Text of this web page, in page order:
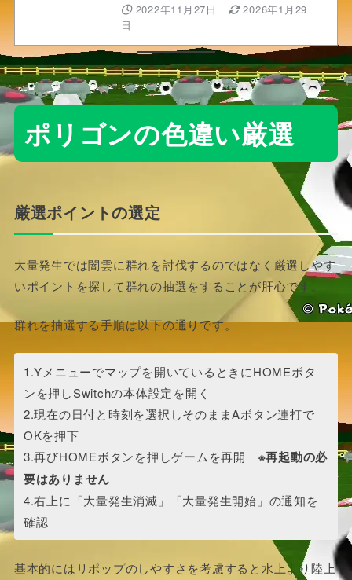
2022年11月27日
2026年1月29
日
ポリゴンの色違い厳選
厳選ポイントの選定
大量発生では闇雲に群れを討伐するのではなく厳選しやす
いポイントを探して群れの抽選をすることが肝心です。
群れを抽選する手順は以下の通りです。
1.Yメニューでマップを開いているときにHOMEボタ
ンを押しSwitchの本体設定を開く
2.現在の日付と時刻を選択しそのままAボタン連打で
OKを押下
3.再びHOMEボタンを押しゲームを再開 ※再起動の必
要はありません
4.右上に「大量発生消滅」「大量発生開始」の通知を
確認
基本的にはリポップのしやすさを考慮すると水上より陸上